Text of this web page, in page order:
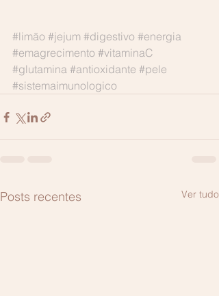
#limão #jejum #digestivo #energia
#emagrecimento #vitaminaC
#glutamina #antioxidante #pele
#sistemaimunologico
Posts recentes Ver tudo